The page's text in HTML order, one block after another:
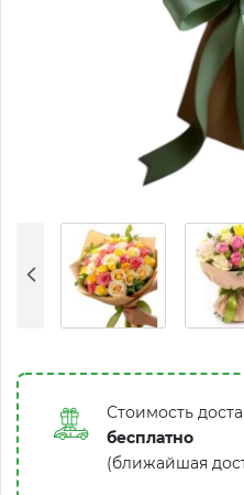
Стоимость
бесплатно
(ближайшая